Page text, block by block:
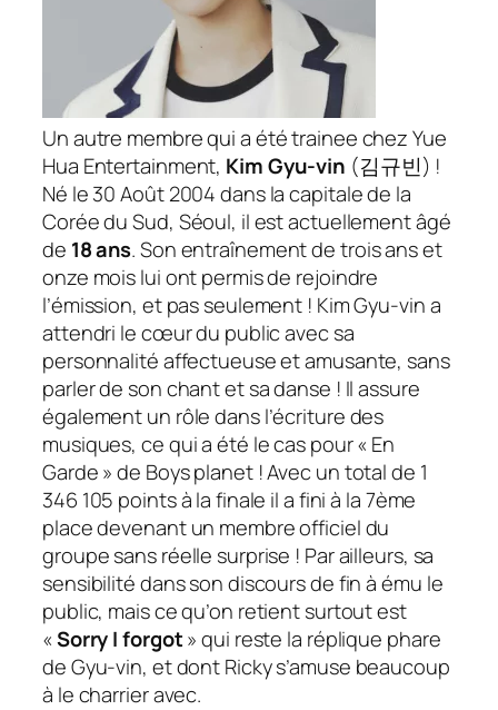
Un autre membre qui a été trainee chez Yue
Hua Entertainment, Kim Gyu-vin (김규빈) !
Né le 30 Août 2004 dans la capitale de la
Corée du Sud, Séoul, il est actuellement âgé
de 18 ans. Son entraînement de trois ans et
onze mois lui ont permis de rejoindre
l’émission, et pas seulement ! Kim Gyu-vin a
attendri le cœur du public avec sa
personnalité affectueuse et amusante, sans
parler de son chant et sa danse ! Il assure
également un rôle dans l’écriture des
musiques, ce qui a été le cas pour « En
Garde » de Boys planet ! Avec un total de 1
346 105 points à la finale il a fini à la 7ème
place devenant un membre officiel du
groupe sans réelle surprise ! Par ailleurs, sa
sensibilité dans son discours de fin à ému le
public, mais ce qu’on retient surtout est
« Sorry I forgot » qui reste la réplique phare
de Gyu-vin, et dont Ricky s’amuse beaucoup
à le charrier avec.